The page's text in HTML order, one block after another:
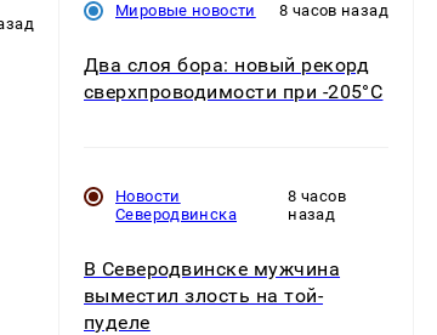
Мировые новости 8 часов назад
Два слоя бора: новый рекорд
сверхпроводимости при -205°C
Новости
Северодвинска
8 часов
назад
В Северодвинске мужчина
выместил злость на той-
пуделе